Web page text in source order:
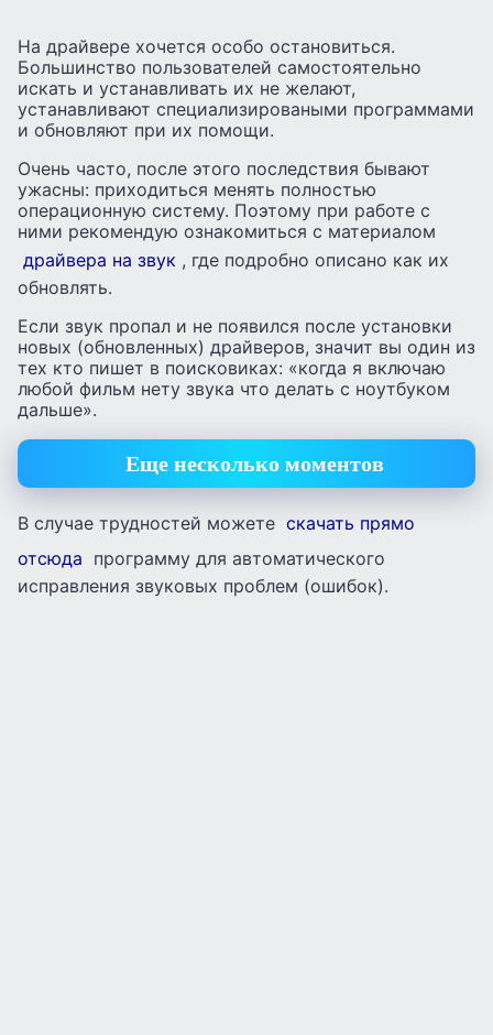
На драйвере хочется особо остановиться.
Большинство пользователей самостоятельно
искать и устанавливать их не желают,
устанавливают специализироваными программами
и обновляют при их помощи.
Очень часто, после этого последствия бывают
ужасны: приходиться менять полностью
операционную систему. Поэтому при работе с
ними рекомендую ознакомиться с материалом
драйвера на звук , где подробно описано как их
обновлять.
Если звук пропал и не появился после установки
новых (обновленных) драйверов, значит вы один из
тех кто пишет в поисковиках: «когда я включаю
любой фильм нету звука что делать с ноутбуком
дальше».
Еще несколько моментов
В случае трудностей можете скачать прямо
отсюда программу для автоматического
исправления звуковых проблем (ошибок).